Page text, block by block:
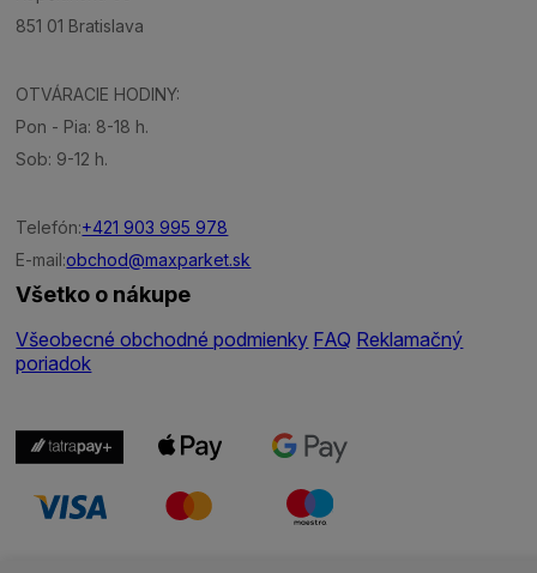
851 01 Bratislava
OTVÁRACIE HODINY:
Pon - Pia: 8-18 h.
Sob: 9-12 h.
Telefón:+421 903 995 978
E-mail:obchod@maxparket.sk
Všetko o nákupe
Všeobecné obchodné podmienky FAQ Reklamačný
poriadok